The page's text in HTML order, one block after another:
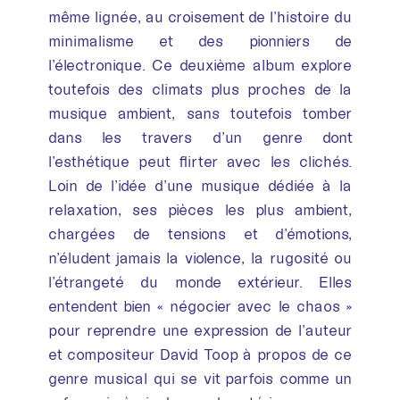
même lignée, au croisement de l’histoire du
minimalisme et des pionniers de
l’électronique. Ce deuxième album explore
toutefois des climats plus proches de la
musique ambient, sans toutefois tomber
dans les travers d’un genre dont
l’esthétique peut flirter avec les clichés.
Loin de l’idée d’une musique dédiée à la
relaxation, ses pièces les plus ambient,
chargées de tensions et d’émotions,
n’éludent jamais la violence, la rugosité ou
l’étrangeté du monde extérieur. Elles
entendent bien « négocier avec le chaos »
pour reprendre une expression de l’auteur
et compositeur David Toop à propos de ce
genre musical qui se vit parfois comme un